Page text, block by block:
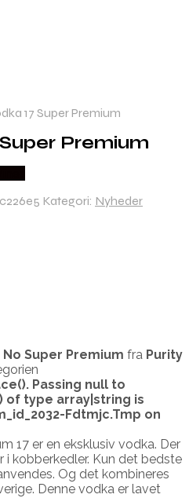
17 Super Premium
Premium
Kategori: Nyheder
No Super Premium fra Purity
Passing null to
of type array|string is
Fdtmjc.Tmp on
17 er en eksklusiv vodka. Der
i kobberkedler. Kun det bedste
Og det kombineres
Denne vodka er lavet